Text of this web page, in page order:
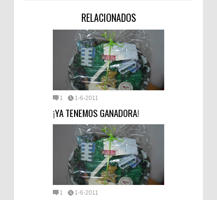
RELACIONADOS
1 1-6-2011
¡YA TENEMOS GANADORA!
1 1-6-2011